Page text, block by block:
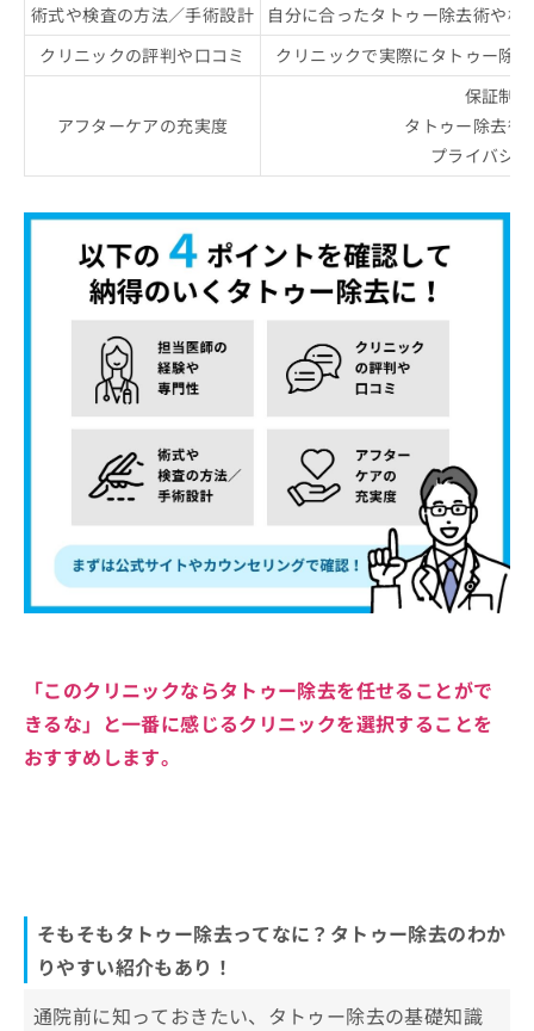
術式や検査の方法／手術設計
自分に合ったタトゥー除去術や
クリニックの評判や口コミ
クリニックで実際にタトゥー除
アフターケアの充実度
保証制
タトゥー除去後
プライバシ
「このクリニックならタトゥー除去を任せることがで
きるな」と一番に感じるクリニックを選択することを
おすすめします。
そもそもタトゥー除去ってなに？タトゥー除去のわか
りやすい紹介もあり！
通院前に知っておきたい、タトゥー除去の基礎知識